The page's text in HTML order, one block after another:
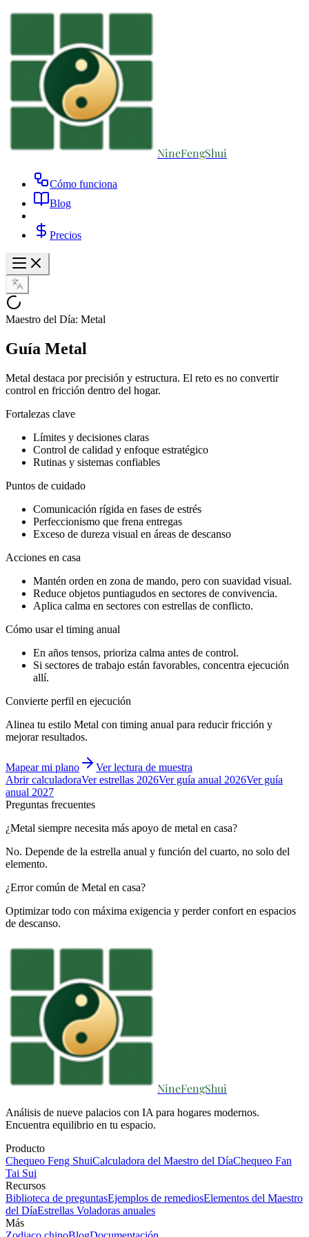
NineFengShui
Cómo funciona
Blog
Precios
Maestro del Día: Metal
Guía Metal
Metal destaca por precisión y estructura. El reto es no convertir
control en fricción dentro del hogar.
Fortalezas clave
Límites y decisiones claras
Control de calidad y enfoque estratégico
Rutinas y sistemas confiables
Puntos de cuidado
Comunicación rígida en fases de estrés
Perfeccionismo que frena entregas
Exceso de dureza visual en áreas de descanso
Acciones en casa
Mantén orden en zona de mando, pero con suavidad visual.
Reduce objetos puntiagudos en sectores de convivencia.
Aplica calma en sectores con estrellas de conflicto.
Cómo usar el timing anual
En años tensos, prioriza calma antes de control.
Si sectores de trabajo están favorables, concentra ejecución
allí.
Convierte perfil en ejecución
Alinea tu estilo Metal con timing anual para reducir fricción y
mejorar resultados.
Mapear mi plano
Ver lectura de muestra
Abrir calculadoraVer estrellas 2026Ver guía anual 2026Ver guía
anual 2027
Preguntas frecuentes
¿Metal siempre necesita más apoyo de metal en casa?
No. Depende de la estrella anual y función del cuarto, no solo del
elemento.
¿Error común de Metal en casa?
Optimizar todo con máxima exigencia y perder confort en espacios
de descanso.
NineFengShui
Análisis de nueve palacios con IA para hogares modernos.
Encuentra equilibrio en tu espacio.
Producto
Chequeo Feng ShuiCalculadora del Maestro del DíaChequeo Fan
Tai Sui
Recursos
Biblioteca de preguntasEjemplos de remediosElementos del Maestro
del DíaEstrellas Voladoras anuales
Más